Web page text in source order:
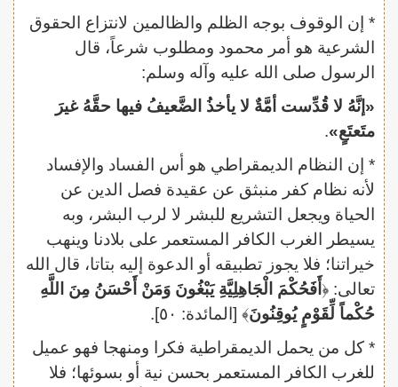
* إن الوقوف بوجه الظلم والظالمين لانتزاع الحقوق
الشرعية هو أمر محمود ومطلوب شرعاً، قال
الرسول صلى الله عليه وآله وسلم:
«إنَّهُ لا قُدِّست أمَّةٌ لا يأخذُ الضَّعيفُ فيها حقَّهُ غيرَ
متَعتَعٍ».
* إن النظام الديمقراطي هو أس الفساد والإفساد
لأنه نظام كفر منبثق عن عقيدة فصل الدين عن
الحياة ويجعل التشريع للبشر لا لرب البشر، وبه
يسيطر الغرب الكافر المستعمر على بلادنا وينهب
خيراتنا؛ فلا يجوز تطبيقه أو الدعوة إليه بتاتا، قال الله
تعالى: ﴿ أَفَحُكْمَ الْجَاهِلِيَّةِ يَبْغُونَ وَمَنْ أَحْسَنُ مِنَ اللَّهِ
حُكْماً لِّقَوْمٍ يُوقِنُونَ﴾ [المائدة: ٥٠].
* كل من يحمل الديمقراطية فكرا ومنهجا فهو عميل
للغرب الكافر المستعمر بحسن نية أو بسوئها؛ فلا